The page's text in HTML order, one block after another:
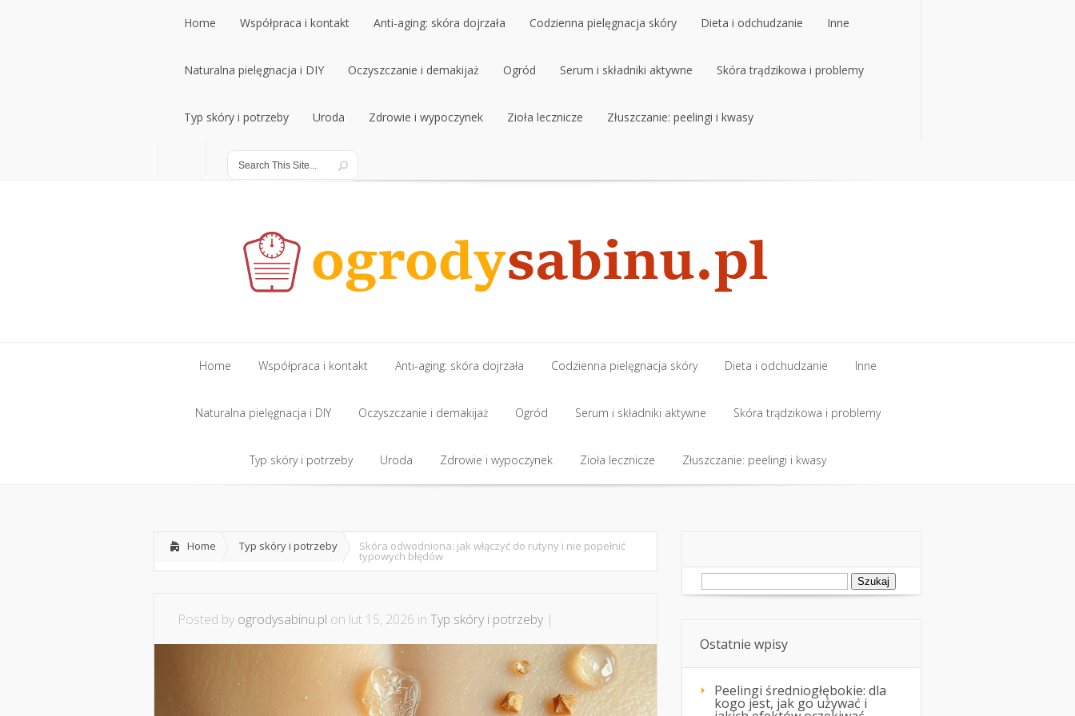
Home
Home
Współpraca i kontakt
Współpraca i kontakt
Anti-aging: skóra dojrzała
Anti-aging: skóra dojrzała
Codzienna pielęgnacja skóry
Codzienna pielęgnacja skóry
Dieta i odchudzanie
Dieta i odchudzanie
Inne
Inne
Naturalna pielęgnacja i DIY
Naturalna pielęgnacja i DIY
Oczyszczanie i demakijaż
Oczyszczanie i demakijaż
Ogród
Ogród
Serum i składniki aktywne
Serum i składniki aktywne
Skóra trądzikowa i problemy
Skóra trądzikowa i problemy
Typ skóry i potrzeby
Typ skóry i potrzeby
Uroda
Uroda
Zdrowie i wypoczynek Zioła lecznicze Złuszczanie: peelingi i kwasy
Home
Home
Współpraca i kontakt
Współpraca i kontakt
Anti-aging: skóra dojrzała
Anti-aging: skóra dojrzała
Codzienna pielęgnacja skóry
Codzienna pielęgnacja skóry
Dieta i odchudzanie
Dieta i odchudzanie
Inne
Inne
Naturalna pielęgnacja i DIY
Naturalna pielęgnacja i DIY
Oczyszczanie i demakijaż
Oczyszczanie i demakijaż
Ogród
Ogród
Serum i składniki aktywne
Serum i składniki aktywne
Skóra trądzikowa i problemy
Skóra trądzikowa i problemy
Typ skóry i potrzeby Uroda Zdrowie i wypoczynek Zioła lecznicze Złuszczanie: peelingi i kwasy
Home Typ skóry i potrzeby Skóra odwodniona: jak włączyć do rutyny i nie popełnić
typowych błędów
Posted by ogrodysabinu.pl on lut 15, 2026 in Typ skóry i potrzeby|
Szukaj:
Ostatnie wpisy
Peelingi średniogłębokie: dla
kogo jest, jak go używać i